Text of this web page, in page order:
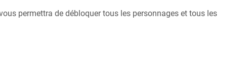
permettra de débloquer tous les personnages et tous les